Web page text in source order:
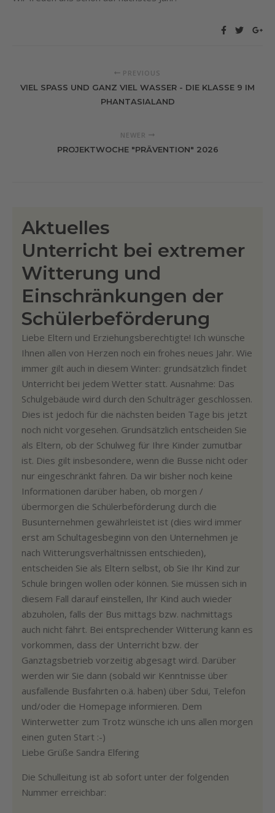
PREVIOUS
VIEL SPASS UND GANZ VIEL WASSER - DIE KLASSE 9 IM P
HANTASIALAND
NEWER
PROJEKTWOCHE "PRÄVENTION" 2026
Aktuelles
Unterricht bei extremer
Witterung und
Einschränkungen der
Schülerbeförderung
Liebe Eltern und Erziehungsberechtigte! Ich wünsche
Ihnen allen von Herzen noch ein frohes neues Jahr. Wie
immer gilt auch in diesem Winter: grundsätzlich findet
Unterricht bei jedem Wetter statt. Ausnahme: Das
Schulgebäude wird durch den Schulträger geschlossen.
Dies ist jedoch für die nächsten beiden Tage bis jetzt
noch nicht vorgesehen. Grundsätzlich entscheiden Sie
als Eltern, ob der Schulweg für Ihre Kinder zumutbar
ist. Dies gilt insbesondere, wenn die Busse nicht oder
nur eingeschränkt fahren. Da wir bisher noch keine
Informationen darüber haben, ob morgen /
übermorgen die Schülerbeförderung durch die
Busunternehmen gewährleistet ist (dies wird immer
erst am Schultagesbeginn von den Unternehmen je
nach Witterungsverhältnissen entschieden),
entscheiden Sie als Eltern selbst, ob Sie Ihr Kind zur
Schule bringen wollen oder können. Sie müssen sich in
diesem Fall darauf einstellen, Ihr Kind auch wieder
abzuholen, falls der Bus mittags bzw. nachmittags
auch nicht fährt. Bei entsprechender Witterung kann es
vorkommen, dass der Unterricht bzw. der
Ganztagsbetrieb vorzeitig abgesagt wird. Darüber
werden wir Sie dann (sobald wir Kenntnisse über
ausfallende Busfahrten o.ä. haben) über Sdui, Telefon
und/oder die Homepage informieren. Dem
Winterwetter zum Trotz wünsche ich uns allen morgen
einen guten Start :-)
Liebe Grüße Sandra Elfering
Die Schulleitung ist ab sofort unter der folgenden
Nummer erreichbar: